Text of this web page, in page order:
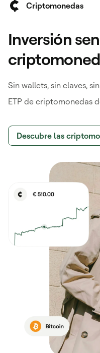
Criptomonedas
Inversión
Sin wallets, sin claves,
ETP de criptomonedas
Descubre las